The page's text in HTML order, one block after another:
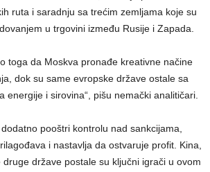
ruta i saradnju sa trećim zemljama koje su
u trgovini između Rusije i Zapada.
toga da Moskva pronađe kreativne načine
dok su same evropske države ostale sa
energije i sirovina“, pišu nemački analitičari.
pooštri kontrolu nad sankcijama,
i nastavlja da ostvaruje profit. Kina,
države postale su ključni igrači u ovom